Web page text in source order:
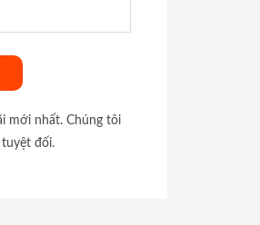
mới nhất. Chúng tôi
đối.